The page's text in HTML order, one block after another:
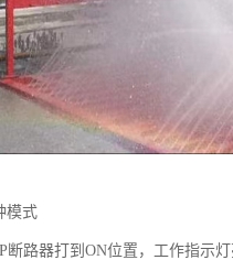
模式
路器打到ON位置，工作指示